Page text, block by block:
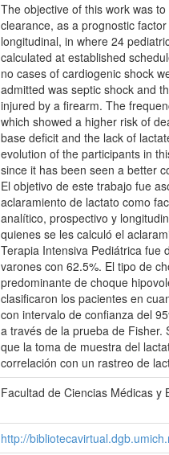
The objective of this work was
clearance, as a prognostic
longitudinal, in where 24
calculated at established
no cases of cardiogenic shock
admitted was septic shock and
injured by a firearm. The
which showed a higher risk of
base deficit and the lack of
evolution of the participants in
since it has been seen a better
El objetivo de este trabajo fue
aclaramiento de lactato como
analítico, prospectivo y
quienes se les calculó el
Terapia Intensiva Pediátrica fue
varones con 62.5%. El tipo de
predominante de choque
clasificaron los pacientes en
con intervalo de confianza del
a través de la prueba de Fisher.
que la toma de muestra del
correlación con un rastreo de
Facultad de Ciencias Médicas y
http://